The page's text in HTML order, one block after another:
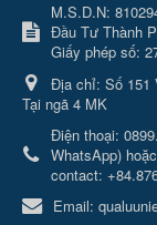
M.S.D.N:
Đầu Tư Thành
Giấy phép số:
Địa chỉ: Số 151
Tại ngã 4 MK
Điện thoại:
WhatsApp)
contact:
Email: